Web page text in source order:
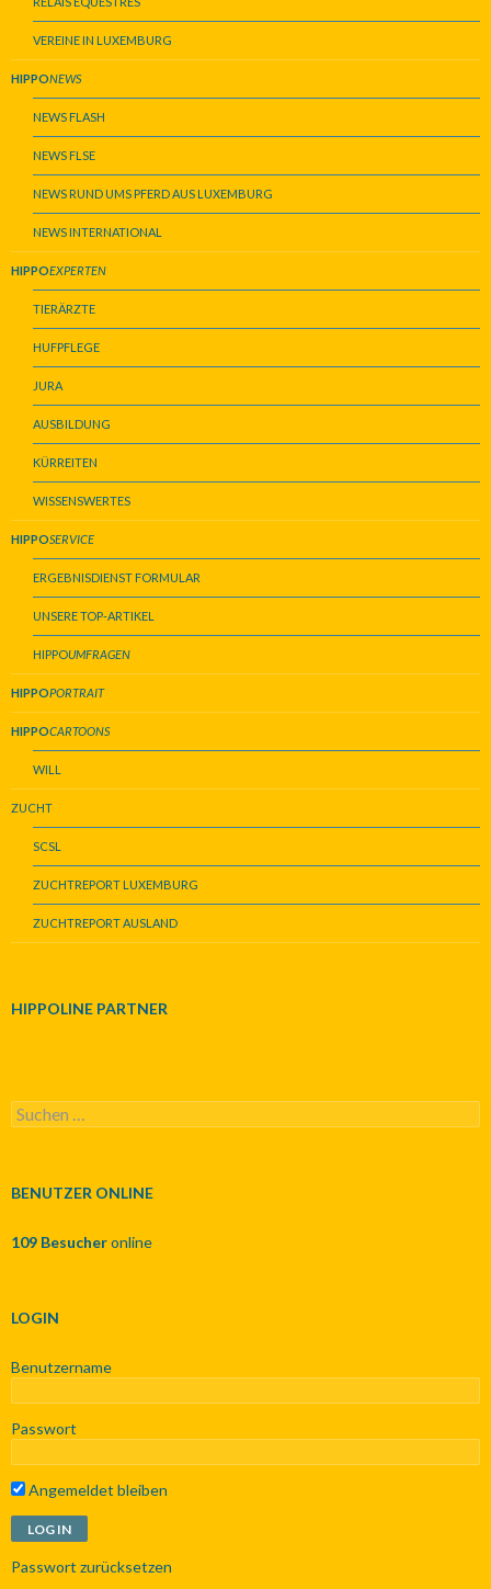
VEREINE IN LUXEMBURG
HIPPONEWS
NEWS FLASH
NEWS FLSE
NEWS RUND UMS PFERD AUS LUXEMBURG
NEWS INTERNATIONAL
HIPPOEXPERTEN
TIERÄRZTE
HUFPFLEGE
JURA
AUSBILDUNG
KÜRREITEN
WISSENSWERTES
HIPPOSERVICE
ERGEBNISDIENST FORMULAR
UNSERE TOP-ARTIKEL
HIPPOUMFRAGEN
HIPPOPORTRAIT
HIPPOCARTOONS
WILL
ZUCHT
SCSL
ZUCHTREPORT LUXEMBURG
ZUCHTREPORT AUSLAND
HIPPOLINE PARTNER
S
u
e
a
BENUTZER ONLINE
109 Besucheronline
LOGIN
Benutzername
Passwort
Angemeldet bleiben
Passwort zurücksetzen